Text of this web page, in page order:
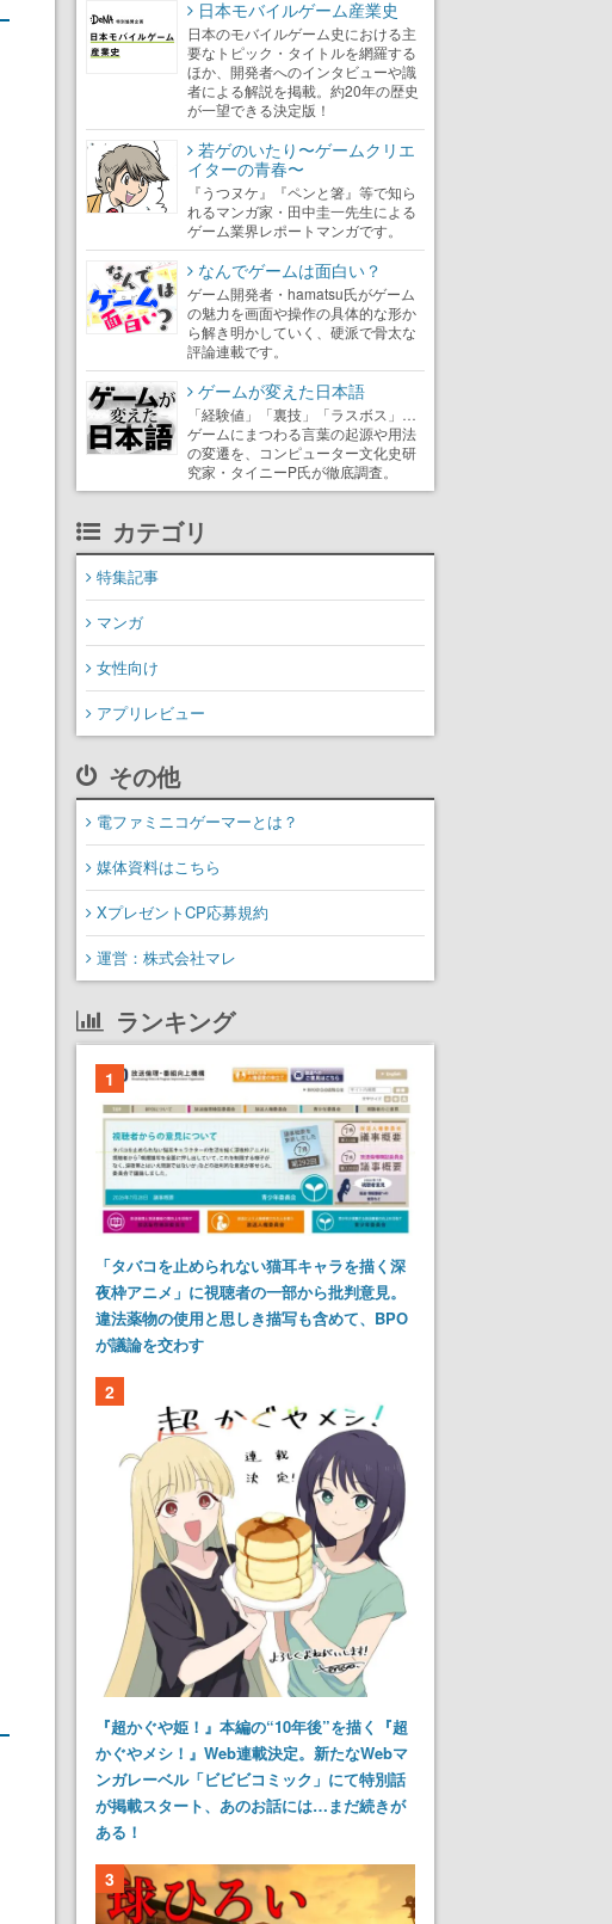
日本モバイルゲーム産業史
日本のモバイルゲーム史における主
要なトピック・タイトルを網羅する
ほか、開発者へのインタビューや識
者による解説を掲載。約20年の歴史
が一望できる決定版！
若ゲのいたり〜ゲームクリエ
イターの青春〜
『うつヌケ』『ペンと箸』等で知ら
れるマンガ家・田中圭一先生による
ゲーム業界レポートマンガです。
なんでゲームは面白い？
ゲーム開発者・hamatsu氏がゲーム
の魅力を画面や操作の具体的な形か
ら解き明かしていく、硬派で骨太な
評論連載です。
ゲームが変えた日本語
「経験値」「裏技」「ラスボス」…
ゲームにまつわる言葉の起源や用法
の変遷を、コンピューター文化史研
究家・タイニーP氏が徹底調査。
カテゴリ
特集記事
マンガ
女性向け
アプリレビュー
その他
電ファミニコゲーマーとは？
媒体資料はこちら
XプレゼントCP応募規約
運営：株式会社マレ
ランキング
1
「タバコを止められない猫耳キャラを描く深
夜枠アニメ」に視聴者の一部から批判意見。
違法薬物の使用と思しき描写も含めて、BPO
が議論を交わす
2
『超かぐや姫！』本編の“10年後”を描く『超
かぐやメシ！』Web連載決定。新たなWebマ
ンガレーベル「ビビビコミック」にて特別話
が掲載スタート、あのお話には…まだ続きが
ある！
3